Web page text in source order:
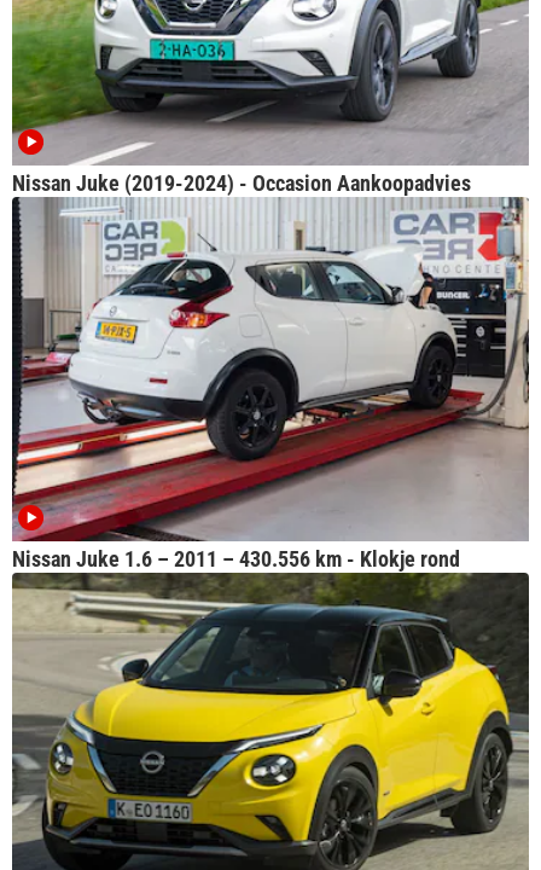
Nissan Juke (2019-2024) - Occasion Aankoopadvies
Nissan Juke 1.6 – 2011 – 430.556 km - Klokje rond